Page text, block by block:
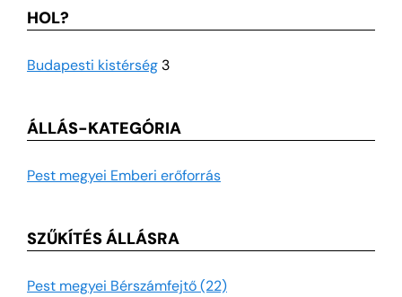
HOL?
Budapesti kistérség 3
ÁLLÁS-KATEGÓRIA
Pest megyei Emberi erőforrás
SZŰKÍTÉS ÁLLÁSRA
Pest megyei Bérszámfejtő (22)